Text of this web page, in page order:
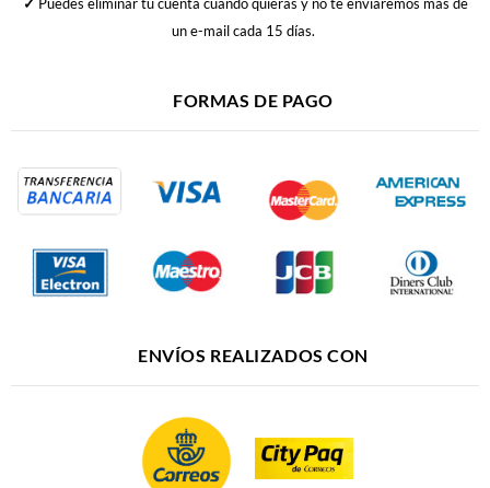
un e-mail cada 15 días.
FORMAS DE PAGO
ENVÍOS REALIZADOS CON